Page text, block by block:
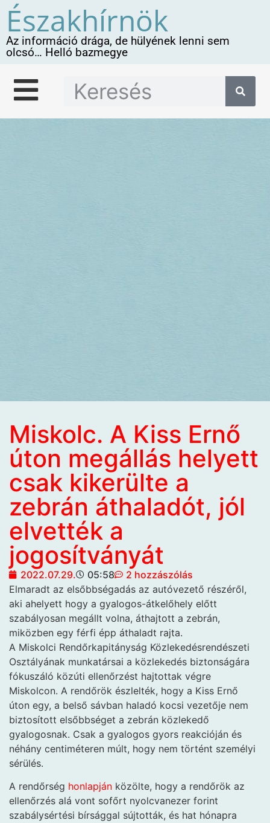
Északhírnök
Az információ drága, de hülyének lenni sem
olcsó… Helló bazmegye
Miskolc. A Kiss Ernő
úton megállás helyett
csak kikerülte a
zebrán áthaladót, jól
elvették a
jogosítványát
2022.07.29. 05:58
2 hozzászólás
Elmaradt az elsőbbségadás az autóvezető részéről,
aki ahelyett hogy a gyalogos-átkelőhely előtt
szabályosan megállt volna, áthajtott a zebrán,
miközben egy férfi épp áthaladt rajta.
A Miskolci Rendőrkapitányság Közlekedésrendészeti
Osztályának munkatársai a közlekedés biztonságára
fókuszáló közúti ellenőrzést hajtottak végre
Miskolcon. A rendőrök észlelték, hogy a Kiss Ernő
úton egy, a belső sávban haladó kocsi vezetője nem
biztosított elsőbbséget a zebrán közlekedő
gyalogosnak. Csak a gyalogos gyors reakcióján és
néhány centiméteren múlt, hogy nem történt személyi
sérülés.
A rendőrség honlapján közölte, hogy a rendőrök az
ellenőrzés alá vont sofőrt nyolcvanezer forint
szabálysértési bírsággal sújtották, és hat hónapra